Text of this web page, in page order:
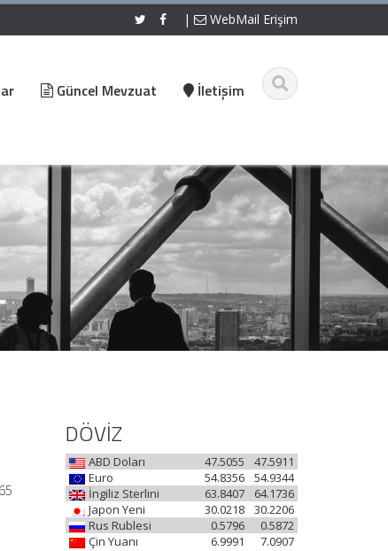
| WebMail Erişim
Güncel Mevzuat İletişim
DÖVİZ
ABD Doları 47.5911
47.5055
Euro
54.9344
54.8356
İngiliz Sterlini
64.1736
63.8407
Japon Yeni
30.2206
30.0218
Rus Rublesi
0.5872
0.5796
Çin Yuanı
7.0907
6.9991